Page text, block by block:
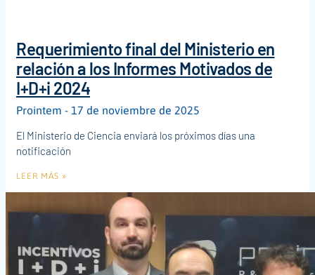
Requerimiento final del Ministerio en
relación a los Informes Motivados de
I+D+i 2024
Prointem
17 de noviembre de 2025
El Ministerio de Ciencia enviará los próximos días una
notificación
LEER MÁS »